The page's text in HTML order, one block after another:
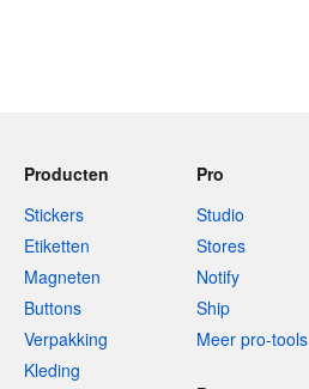
Producten
Stickers
Etiketten
Magneten
Buttons
Verpakking
Kleding
Pro
Studio
Stores
Notify
Ship
Meer pro-tools